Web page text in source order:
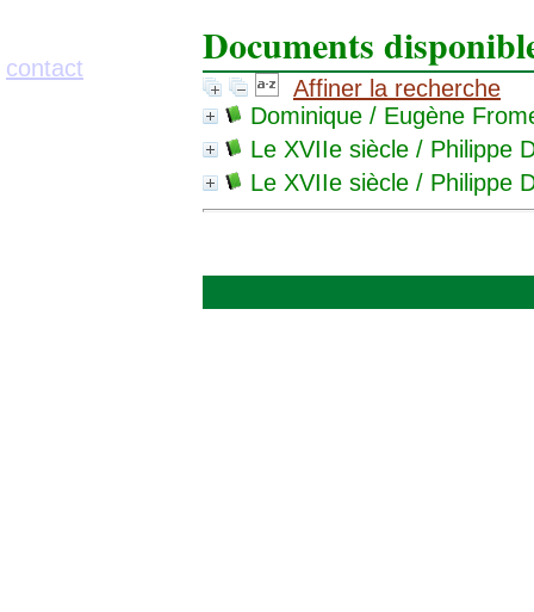
Documents
Affiner la recherche
Dominique / Eugène
Le XVIIe siècle / Philippe
Le XVIIe siècle / Philippe
contact